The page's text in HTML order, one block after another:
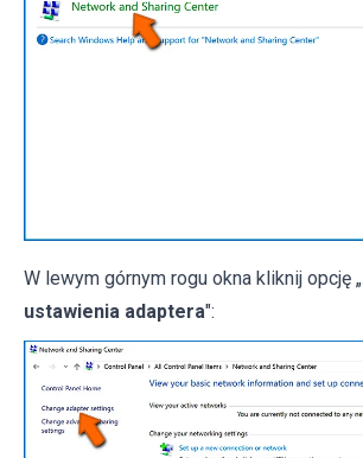
W lewym górnym rogu okna kliknij opcję „
ustawienia adaptera":